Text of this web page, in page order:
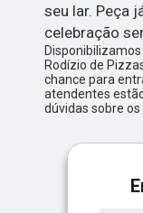
seu lar. Peça
celebração
Rodízio de
chance para
atendentes
dúvidas sobre